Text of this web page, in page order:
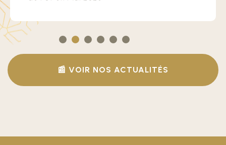
📰 VOIR NOS ACTUALITÉS